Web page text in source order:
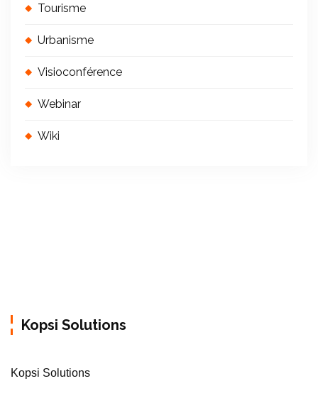
Tourisme
Urbanisme
Visioconférence
Webinar
Wiki
Kopsi Solutions
Kopsi Solutions